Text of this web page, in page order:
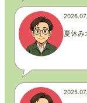
夏休み